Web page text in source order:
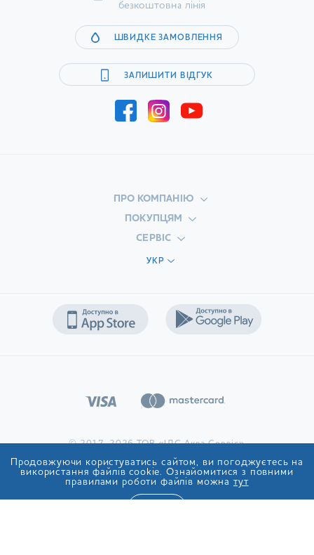
безкоштовна лінія
ШВИДКЕ ЗАМОВЛЕННЯ
ЗАЛИШИТИ ВІДГУК
ПРО КОМПАНІЮ
ПОКУПЦЯМ
СЕРВІС
УКР
© 2017-2026 ТОВ «ІДС Аква Сервіс»
Продовжуючи користуватись сайтом, ви погоджуєтесь на
використання файлів cookie. Ознайомитися з повними
правилами роботи файлів можна тут